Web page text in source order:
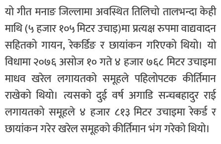
यो गीत मनाङ जिल्लामा अवस्थित तिलिचो तालभन्दा केही
माथि (५ हजार १०५ मिटर उचाइ)मा प्रत्यक्ष रुपमा वाद्यवादन
सहितको गायन, रेकर्डिङ र छायांकन गरिएको थियो। यो
विधामा २०७६ असोज १० गते ४ हजार ७६८ मिटर उचाइमा
माधव खरेल लगायतको समूहले पहिलोपटक कीर्तिमान
राखेको थियो। त्यसको दुई वर्ष अगाडि सन्चबहादुर राई
लगायतको समूहले ४ हजार ८१३ मिटर उचाइमा रेकर्ड र
छायांकन गरेर खरेल समूहको कीर्तिमान भंग गरेको थियो।